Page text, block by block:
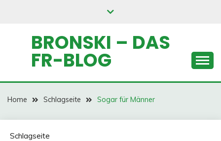
BRONSKI – DAS
FR-BLOG
Home Schlagseite Sogar für Männer
Schlagseite